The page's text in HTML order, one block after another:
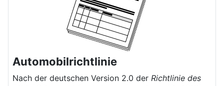
Automobilrichtlinie
Nach der deutschen Version 2.0 der Richtlinie des